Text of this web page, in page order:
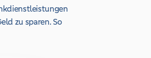
zu sparen. So